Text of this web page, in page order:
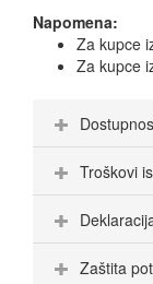
Napomena:
Za kupce
Za kupce
Troškovi
Zaštita